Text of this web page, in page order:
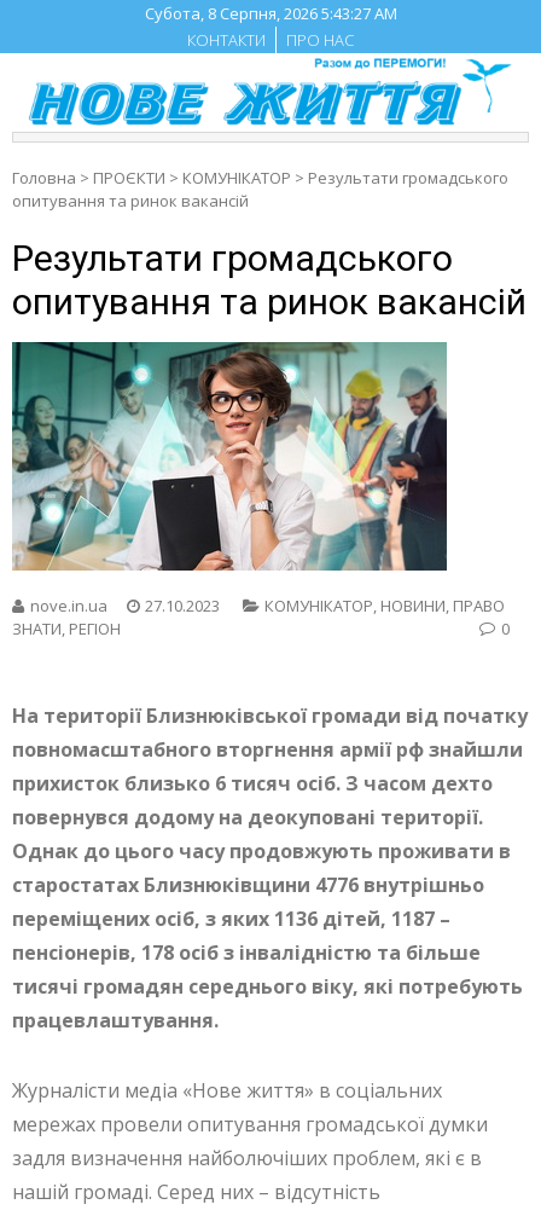
content
Субота, 8 Серпня, 20265:43:28 AM
КОНТАКТИ
ПРО НАС
Головна > ПРОЄКТИ > КОМУНІКАТОР > Результати громадського
опитування та ринок вакансій
Результати громадського
опитування та ринок вакансій
nove.in.ua 27.10.2023 КОМУНІКАТОР НОВИНИ ПРАВО
ЗНАТИ РЕГІОН 0
На території Близнюківської громади від початку
повномасштабного вторгнення армії рф знайшли
прихисток близько 6 тисяч осіб. З часом дехто
повернувся додому на деокуповані території.
Однак до цього часу продовжують проживати в
старостатах Близнюківщини 4776 внутрішньо
переміщених осіб, з яких 1136 дітей, 1187 –
пенсіонерів, 178 осіб з інвалідністю та більше
тисячі громадян середнього віку, які потребують
працевлаштування.
Журналісти медіа «Нове життя» в соціальних
мережах провели опитування громадської думки
задля визначення найболючіших проблем, які є в
нашій громаді. Серед них – відсутність